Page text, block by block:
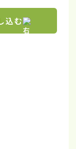
込む